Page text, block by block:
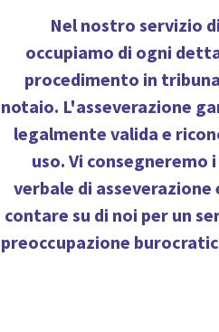
Nel nostro servizio
occupiamo di ogni
procedimento in
notaio. L'asseverazione
legalmente valida e
uso. Vi
verbale di
contare su di noi per un
preoccupazione